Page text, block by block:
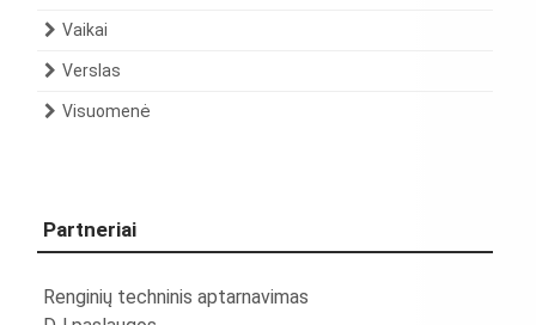
Vaikai
Verslas
Visuomenė
Partneriai
Renginių techninis aptarnavimas